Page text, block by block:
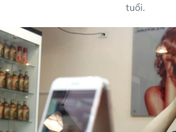
tuổi.